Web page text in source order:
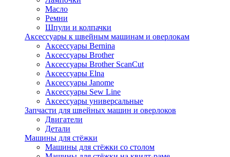
Масло
Ремни
Шпули и колпачки
Аксессуары к швейным машинам и оверлокам
Аксессуары Bernina
Аксессуары Brother
Аксессуары Brother ScanCut
Аксессуары Elna
Аксессуары Janome
Аксессуары Sew Line
Аксессуары универсальные
Запчасти для швейных машин и оверлоков
Двигатели
Детали
Машины для стёжки
Машины для стёжки со столом